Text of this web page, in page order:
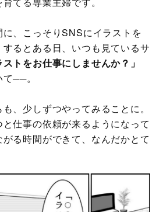
、こっそりSNSにイラストを
るとある日、いつも見ているサ
ストをお仕事にしませんか？」
──。
、少しずつやってみることに。
仕事の依頼が来るようになって
る時間ができて、なんだかとて